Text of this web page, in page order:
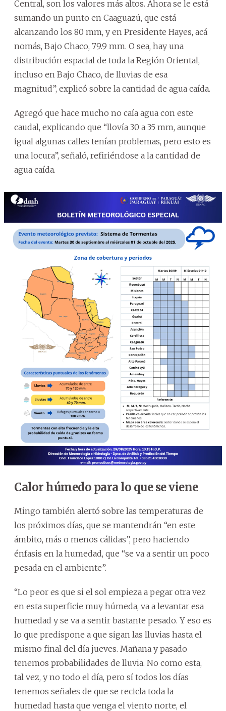
Central, son los valores más altos. Ahora se le está
sumando un punto en Caaguazú, que está
alcanzando los 80 mm, y en Presidente Hayes, acá
nomás, Bajo Chaco, 79.9 mm. O sea, hay una
distribución espacial de toda la Región Oriental,
incluso en Bajo Chaco, de lluvias de esa
magnitud”, explicó sobre la cantidad de agua caída.
Agregó que hace mucho no caía agua con este
caudal, explicando que “llovía 30 a 35 mm, aunque
igual algunas calles tenían problemas, pero esto es
una locura”, señaló, refiriéndose a la cantidad de
agua caída.
Calor húmedo para lo que se viene
Mingo también alertó sobre las temperaturas de
los próximos días, que se mantendrán “en este
ámbito, más o menos cálidas”, pero haciendo
énfasis en la humedad, que “se va a sentir un poco
pesada en el ambiente”.
“Lo peor es que si el sol empieza a pegar otra vez
en esta superficie muy húmeda, va a levantar esa
humedad y se va a sentir bastante pesado. Y eso es
lo que predispone a que sigan las lluvias hasta el
mismo final del día jueves. Mañana y pasado
tenemos probabilidades de lluvia. No como esta,
tal vez, y no todo el día, pero sí todos los días
tenemos señales de que se recicla toda la
humedad hasta que venga el viento norte, el